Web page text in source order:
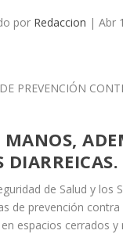
por Redaccion | Abr
MANOS,
DIARREICAS.
de Salud y
de prevención
espacios cerrados